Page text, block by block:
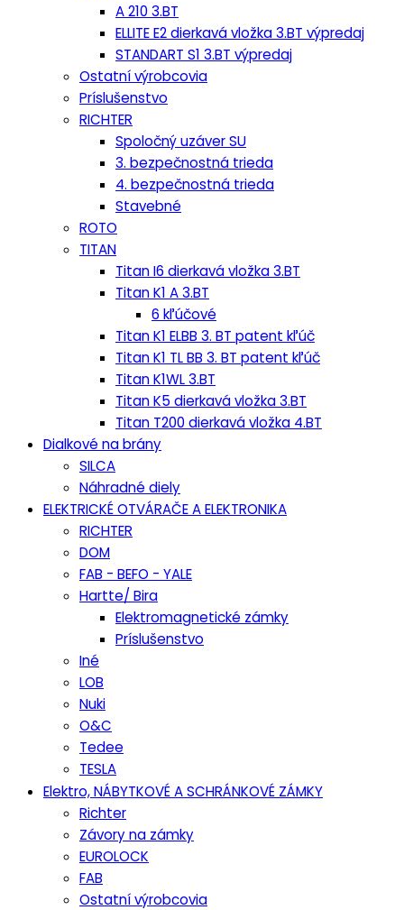
A 210 3.BT
ELLITE E2 dierkavá vložka 3.BT výpredaj
STANDART S1 3.BT výpredaj
Ostatní výrobcovia
Príslušenstvo
RICHTER
Spoločný uzáver SU
3. bezpečnostná trieda
4. bezpečnostná trieda
Stavebné
ROTO
TITAN
Titan I6 dierkavá vložka 3.BT
Titan K1 A 3.BT
6 kľúčové
Titan K1 ELBB 3. BT patent kľúč
Titan K1 TL BB 3. BT patent kľúč
Titan K1WL 3.BT
Titan K5 dierkavá vložka 3.BT
Titan T200 dierkavá vložka 4.BT
Dialkové na brány
SILCA
Náhradné diely
ELEKTRICKÉ OTVÁRAČE A ELEKTRONIKA
RICHTER
DOM
FAB - BEFO - YALE
Hartte/ Bira
Elektromagnetické zámky
Príslušenstvo
Iné
LOB
Nuki
O&C
Tedee
TESLA
Elektro, NÁBYTKOVÉ A SCHRÁNKOVÉ ZÁMKY
Richter
Závory na zámky
EUROLOCK
FAB
Ostatní výrobcovia